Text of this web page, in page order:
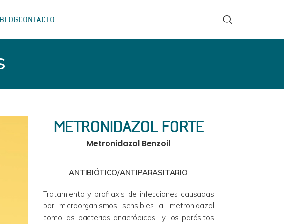
BLOGCONTACTO
METRONIDAZOL FORTE
Metronidazol Benzoil
ANTIBIÓTICO/ANTIPARASITARIO
Tratamiento y profilaxis de infecciones causadas
por microorganismos sensibles al metronidazol
como las bacterias anaeróbicas  y los parásitos